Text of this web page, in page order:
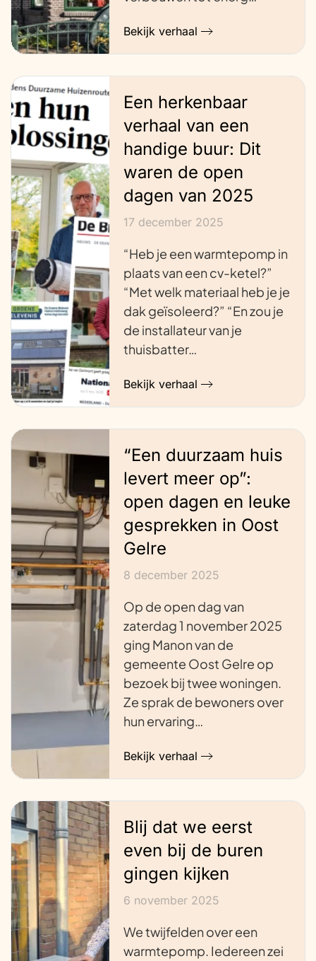
Bekijk verhaal
Een herkenbaar
verhaal van een
handige buur: Dit
waren de open
dagen van 2025
17 december 2025
“Heb je een warmtepomp in
plaats van een cv-ketel?”
“Met welk materiaal heb je je
dak geïsoleerd?” “En zou je
de installateur van je
thuisbatter…
Bekijk verhaal
“Een duurzaam huis
levert meer op”:
open dagen en leuke
gesprekken in Oost
Gelre
8 december 2025
Op de open dag van
zaterdag 1 november 2025
ging Manon van de
gemeente Oost Gelre op
bezoek bij twee woningen.
Ze sprak de bewoners over
hun ervaring…
Bekijk verhaal
Blij dat we eerst
even bij de buren
gingen kijken
6 november 2025
We twijfelden over een
warmtepomp. Iedereen zei